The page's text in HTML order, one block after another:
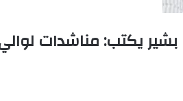
يكتب: مناشدات لوالي